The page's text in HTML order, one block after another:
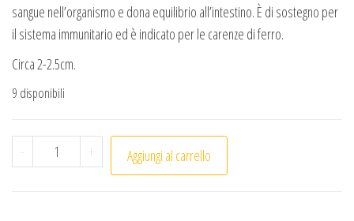
sangue nell’organismo e dona equilibrio all’intestino. È di sostegno per
il sistema immunitario ed è indicato per le carenze di ferro.
Circa 2-2.5cm.
9 disponibili
- Diaspro rosso pietra burattata (1pc) quantità
+ Aggiungi al carrello